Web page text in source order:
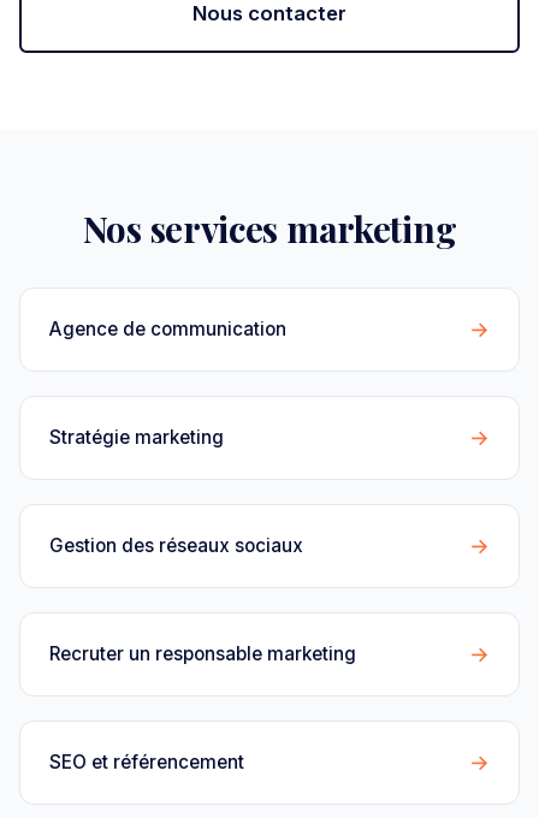
Nous contacter
Nos services marketing
Agence de communication →
Stratégie marketing →
Gestion des réseaux sociaux →
Recruter un responsable marketing →
SEO et référencement →